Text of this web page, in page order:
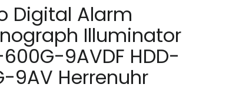
Digital Alarm
Illuminator
9AVDF HDD-
9AV Herrenuhr